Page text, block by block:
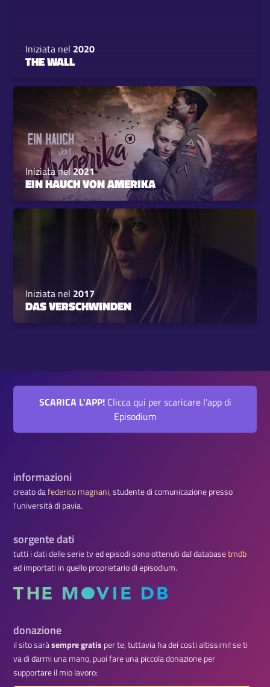
Iniziata nel 2020
THE WALL
Iniziata nel2021
EIN HAUCH VON AMERIKA
Iniziata nel 2017
DAS VERSCHWINDEN
SCARICA L'APP!Clicca qui per scaricare l'app di
Episodium
informazioni
creato dafederico magnani, studente di comunicazione presso
l'università di pavia.
sorgente dati
tutti i dati delle serie tv ed episodi sono ottenuti dal databasetmdb
ed importati in quello proprietario di episodium.
donazione
il sito saràsempre gratis per te, tuttavia ha dei costi altissimi! se ti
va di darmi una mano, puoi fare una piccola donazione per
supportare il mio lavoro: